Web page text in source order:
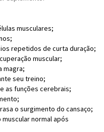
musculares;
repetidos de curta duração;
muscular;
magra;
seu treino;
as funções cerebrais;
o surgimento do cansaço;
muscular normal após